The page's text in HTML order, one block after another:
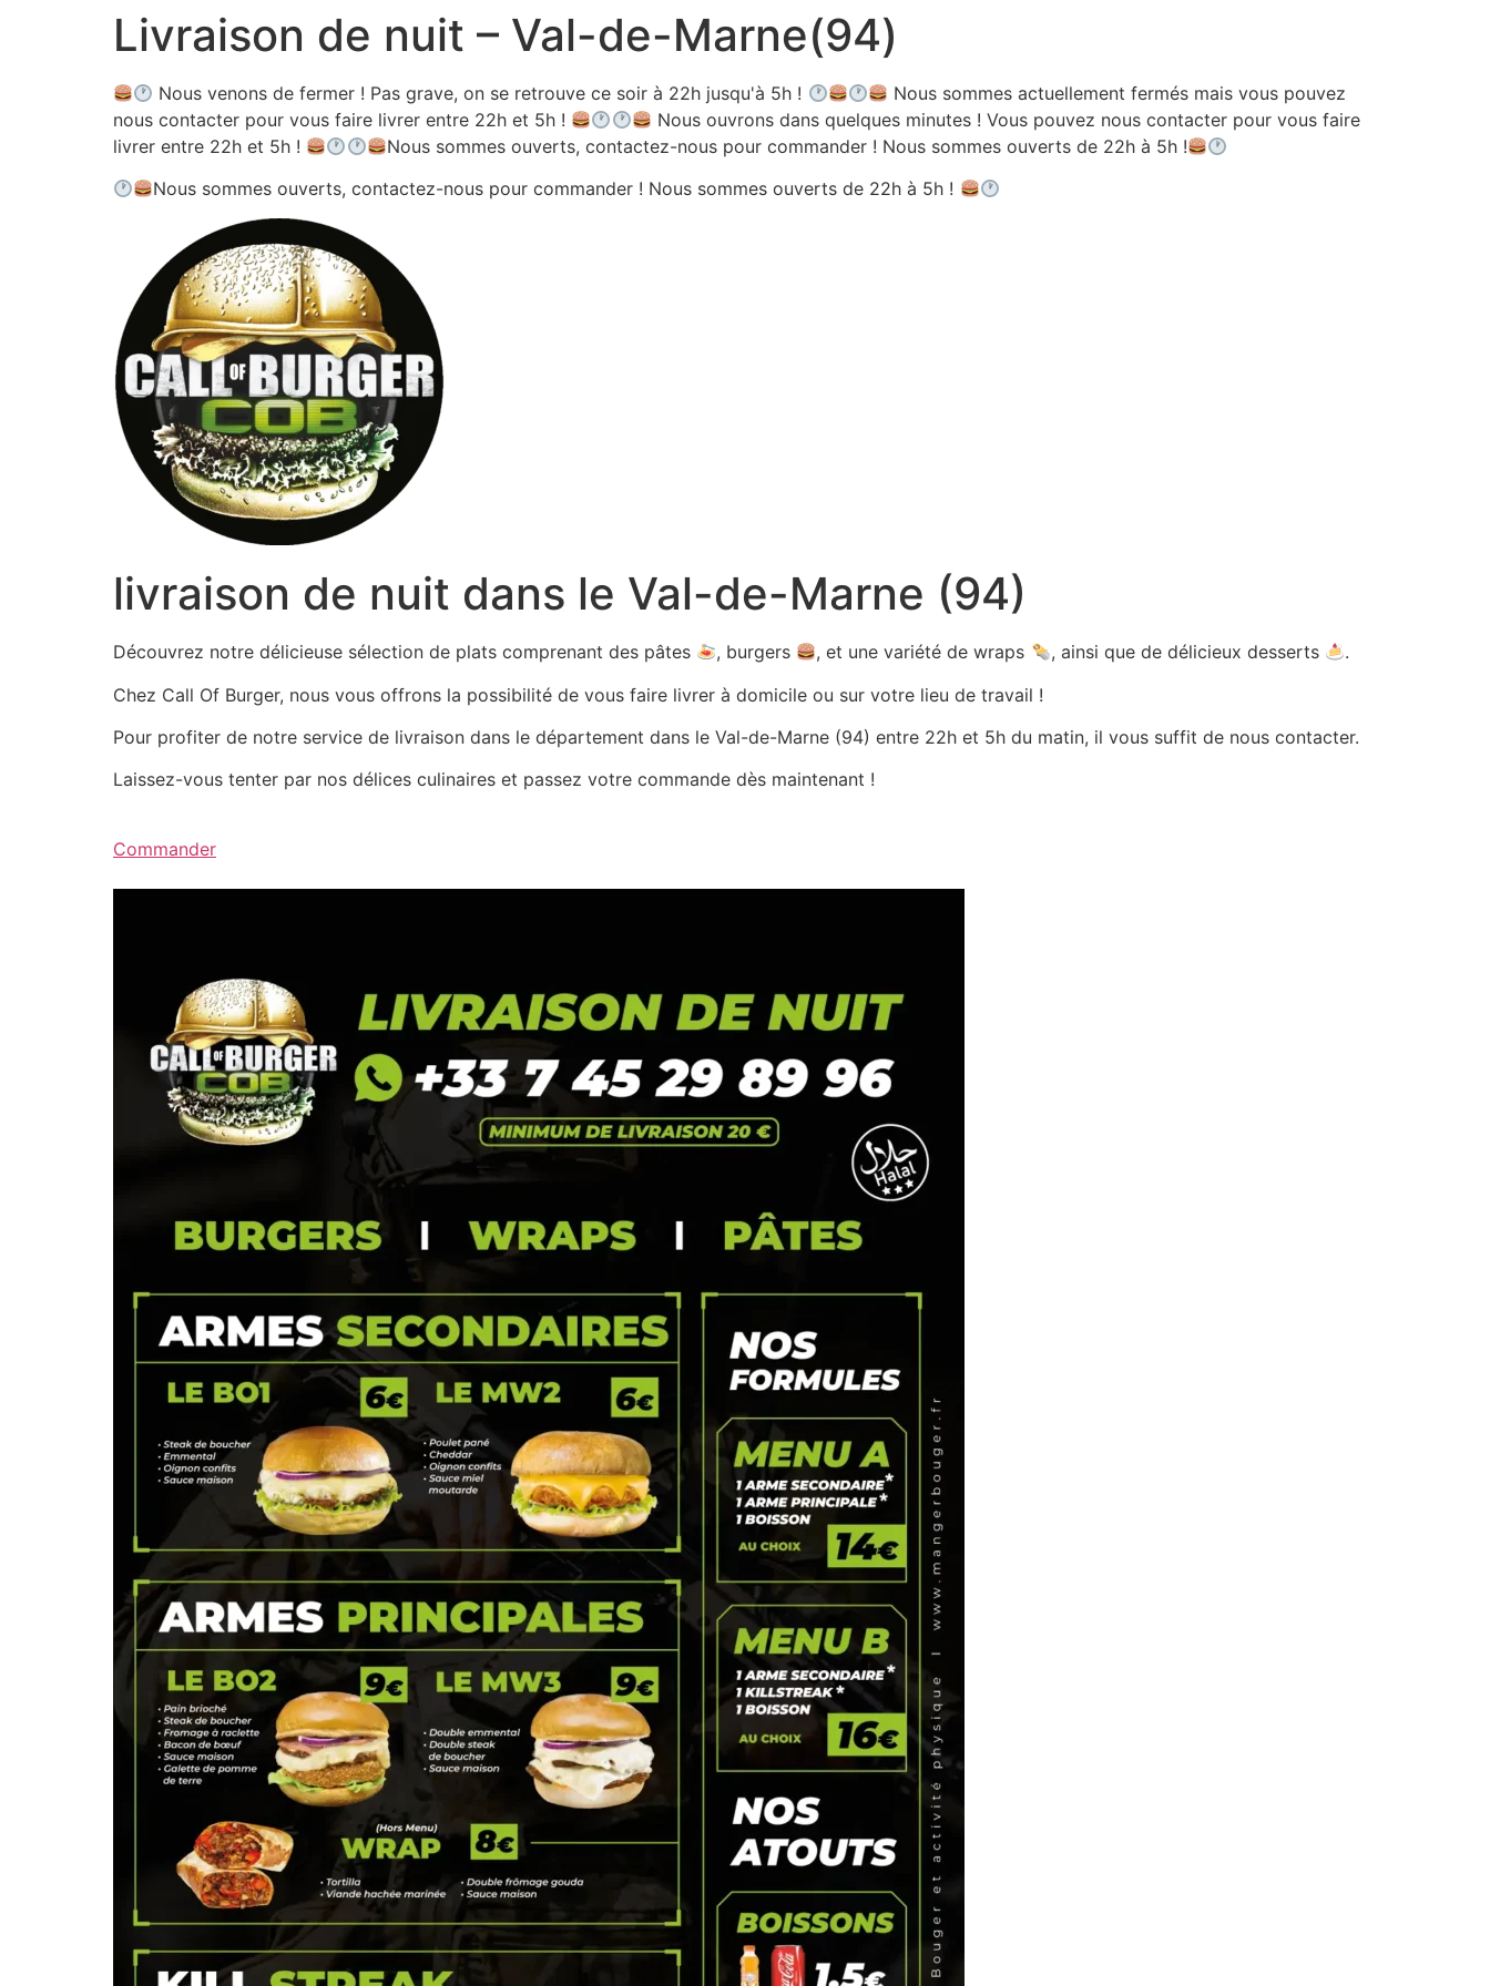
Livraison de nuit – Val-de-Marne(94)
Nous venons de fermer ! Pas grave, on se retrouve ce soir à 22h jusqu'à 5h !
Nous sommes actuellement fermés mais vous pouvez
nous contacter pour vous faire livrer entre 22h et 5h !
Nous ouvrons dans quelques minutes ! Vous pouvez nous contacter pour vous faire
livrer entre 22h et 5h !
Nous sommes ouverts, contactez-nous pour commander ! Nous sommes ouverts de 22h à 5h !
Nous sommes ouverts, contactez-nous pour commander ! Nous sommes ouverts de 22h à 5h !
livraison de nuit dans le Val-de-Marne (94)
Découvrez notre délicieuse sélection de plats comprenant des pâtes , burgers , et une variété de wraps , ainsi que de délicieux desserts
.
Chez Call Of Burger, nous vous offrons la possibilité de vous faire livrer à domicile ou sur votre lieu de travail !
Pour profiter de notre service de livraison dans le département dans le Val-de-Marne (94) entre 22h et 5h du matin, il vous suffit de nous contacter.
Laissez-vous tenter par nos délices culinaires et passez votre commande dès maintenant !
Commander